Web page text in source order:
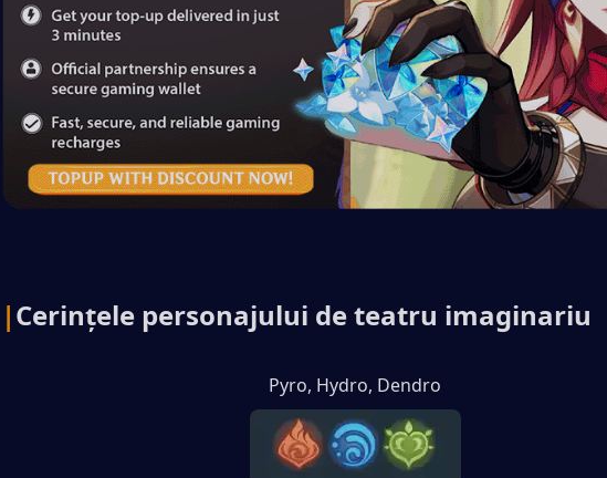
|Cerințele personajului de teatru imaginariu
Pyro, Hydro, Dendro